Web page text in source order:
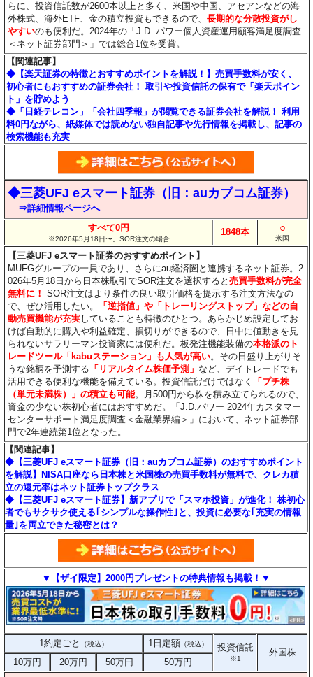
らに、投資信託数が2600本以上と多く、米国や中国、アセアンなどの海
外株式、海外ETF、金の積立投資もできるので、長期的な分散投資がし
やすいのも便利だ。2024年の「J.D. パワー個人資産運用顧客満足度調査
＜ネット証券部門＞」では総合1位を受賞。
【関連記事】
◆【楽天証券の特徴とおすすめポイントを解説！】売買手数料が安く、
初心者にもおすすめの証券会社！ 取引や投資信託の保有で「楽天ポイン
ト」を貯めよう
◆「日経テレコン」「会社四季報」が閲覧できる証券会社を解説！ 利用
料0円ながら、紙媒体では読めない独自記事や先行情報を掲載し、記事の
検索機能も充実
◆三菱UFJ eスマート証券（旧：auカブコム証券）
⇒詳細情報ページへ
すべて0円
※2026年5月18日〜。SOR注文の場合
1848本 ○
米国
【三菱UFJ eスマート証券のおすすめポイント】
MUFGグループの一員であり、さらにau経済圏と連携するネット証券。2
026年5月18日から日本株取引でSOR注文を選択すると売買手数料が完全
無料に！ SOR注文はより条件の良い取引価格を提示する注文方法なの
で、ぜひ活用したい。
「逆指値」や「トレーリングストップ」などの自
動売買機能が充実していることも特徴のひとつ。あらかじめ設定してお
けば自動的に購入や利益確定、損切りができるので、日中に値動きを見
られないサラリーマン投資家には便利だ。板発注機能装備の本格派のト
レードツール「kabuステーション」も人気が高い。その日盛り上がりそ
うな銘柄を予測する 「リアルタイム株価予測」 など、デイトレードでも
活用できる便利な機能を備えている。投資信託だけではなく
「プチ株
（単元未満株）」の積立も可能。月500円から株を積み立てられるので、
資金の少ない株初心者にはおすすめだ。「J.D.パワー 2024年カスタマー
センターサポート満足度調査＜金融業界編＞」において、ネット証券部
門で2年連続第1位となった。
【関連記事】
◆【三菱UFJ eスマート証券（旧：auカブコム証券）のおすすめポイント
を解説】NISA口座なら日本株と米国株の売買手数料が無料で、クレカ積
立の還元率はネット証券トップクラス
◆【三菱UFJ eスマート証券】新アプリで「スマホ投資」が進化！ 株初心
者でもサクサク使える｢シンプルな操作性｣と、投資に必要な｢充実の情報
量｣を両立できた秘密とは？
▼【ザイ限定】2000円プレゼントの特典情報も掲載！▼
1約定ごと （税込） 1日定額 （税込） 投資信託
※1
外国株
10万円
20万円 50万円 50万円